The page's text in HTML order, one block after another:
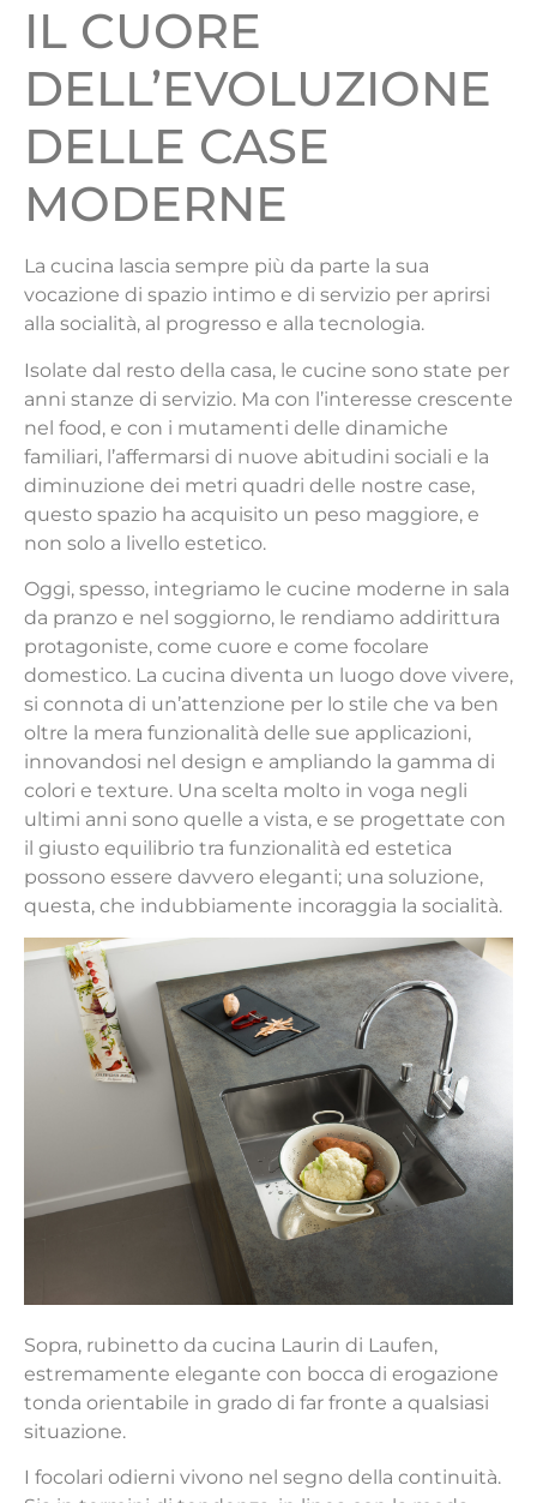
IL CUORE
DELL’EVOLUZIONE
DELLE CASE
MODERNE
La cucina lascia sempre più da parte la sua
vocazione di spazio intimo e di servizio per aprirsi
alla socialità, al progresso e alla tecnologia.
Isolate dal resto della casa, le cucine sono state per
anni stanze di servizio. Ma con l’interesse crescente
nel food, e con i mutamenti delle dinamiche
familiari, l’affermarsi di nuove abitudini sociali e la
diminuzione dei metri quadri delle nostre case,
questo spazio ha acquisito un peso maggiore, e
non solo a livello estetico.
Oggi, spesso, integriamo le cucine moderne in sala
da pranzo e nel soggiorno, le rendiamo addirittura
protagoniste, come cuore e come focolare
domestico. La cucina diventa un luogo dove vivere,
si connota di un’attenzione per lo stile che va ben
oltre la mera funzionalità delle sue applicazioni,
innovandosi nel design e ampliando la gamma di
colori e texture. Una scelta molto in voga negli
ultimi anni sono quelle a vista, e se progettate con
il giusto equilibrio tra funzionalità ed estetica
possono essere davvero eleganti; una soluzione,
questa, che indubbiamente incoraggia la socialità.
Sopra, rubinetto da cucina Laurin di Laufen,
estremamente elegante con bocca di erogazione
tonda orientabile in grado di far fronte a qualsiasi
situazione.
I focolari odierni vivono nel segno della continuità.